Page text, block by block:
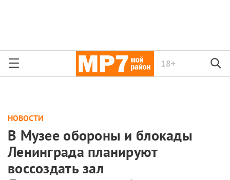
18+
НОВОСТИ
В Музее обороны и блокады
Ленинграда планируют
воссоздать зал